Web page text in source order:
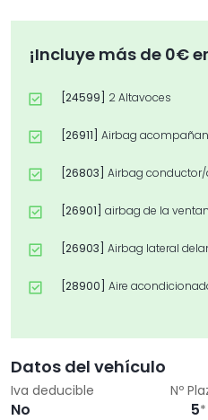
¡Incluye más de 0€
[24599] 2 Altavoces
[26911] Airbag
[26803] Airbag
[26901] airbag de la
[26903] Airbag lateral
[28900] Aire
en Asiento trasero
[40800]Asistente a la
activo del freno de
Datos del vehículo
Iva deducible
No
Nº
5*